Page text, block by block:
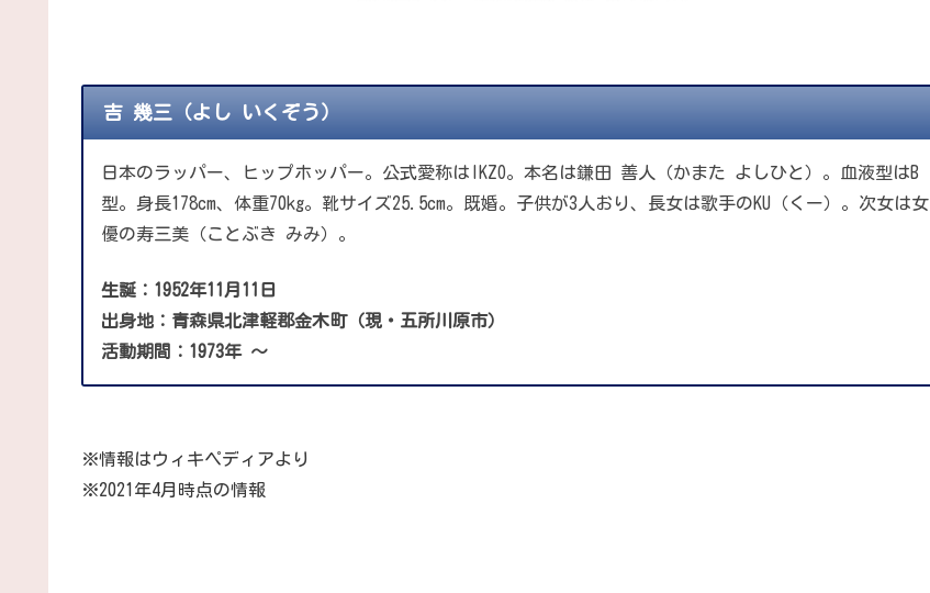
吉 幾三（よし いくぞう）
日本のラッパー、ヒップホッパー。公式愛称はIKZO。本名は鎌田 善人（かまた よしひと）。血液型はB
型。身長178cm、体重70kg。靴サイズ25.5cm。既婚。子供が3人おり、長女は歌手のKU（くー）。次女は女
優の寿三美（ことぶき みみ）。
生誕：1952年11月11日
出身地：青森県北津軽郡金木町（現・五所川原市）
活動期間：1973年 ～
※情報はウィキペディアより
※2021年4月時点の情報